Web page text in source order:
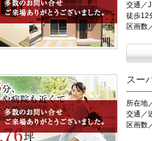
交通／
徒歩12
区画数
スー
所在地
交通／
区画数